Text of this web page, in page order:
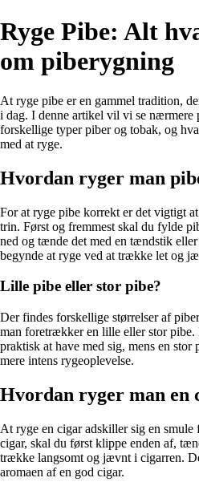
Ryge Pibe: Alt
om piberygning
At ryge pibe er en gammel tradition,
i dag. I denne artikel vil vi se nærmere
forskellige typer piber og tobak, og
med at ryge.
Hvordan ryger man
For at ryge pibe korrekt er det vigtigt
trin. Først og fremmest skal du fylde
ned og tænde det med en tændstik
begynde at ryge ved at trække let og
Lille pibe eller stor pibe?
Der findes forskellige størrelser af
man foretrækker en lille eller stor
praktisk at have med sig, mens en
mere intens rygeoplevelse.
Hvordan ryger man en
At ryge en cigar adskiller sig en
cigar, skal du først klippe enden af,
trække langsomt og jævnt i cigarren.
aromaen af en god cigar.